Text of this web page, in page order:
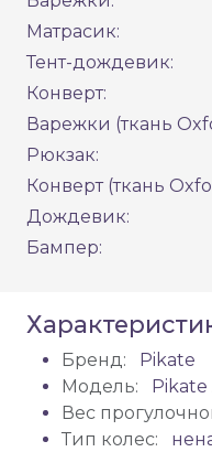
Матрасик:
Тент-дождевик:
Конверт:
Варежки (ткань
Рюкзак:
Конверт (ткань
Дождевик:
Бампер:
Бренд:
Pikate
Модель:
Вес
Тип колес: